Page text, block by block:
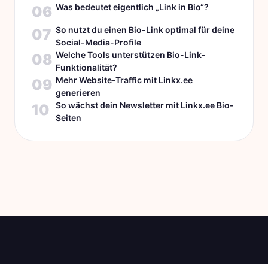
06 Was bedeutet eigentlich „Link in Bio“?
07 So nutzt du einen Bio-Link optimal für deine
Social-Media-Profile
08 Welche Tools unterstützen Bio-Link-
Funktionalität?
09 Mehr Website-Traffic mit Linkx.ee
generieren
10
So wächst dein Newsletter mit Linkx.ee Bio-
Seiten